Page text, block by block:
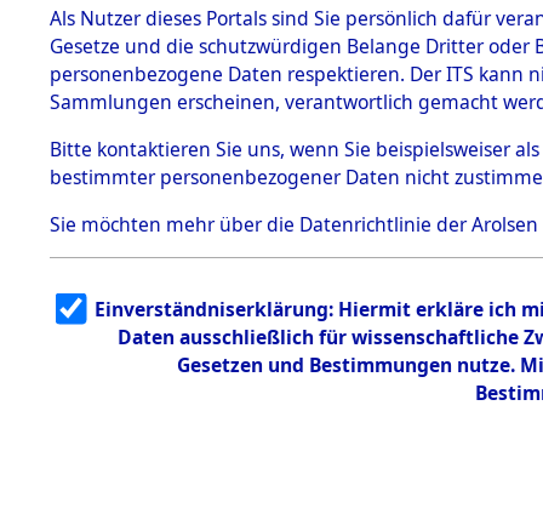
Effekten
1.2.9.1
Effekten aus
dem KZ
Dachau
1.2.9.2
Effekten aus
dem KZ
Bayerisches
1.2.9.3
Effekten aus
dem KZ
Neuengamm Einen Kommentar
Als Nutzer dieses Portals sind Sie persönlich dafür
Gesetze und die schutzwürdigen Belange Dritter
personenbezogene Daten respektieren. Der ITS
Sammlungen erscheinen, verantwortlich gemacht
Bitte kontaktieren Sie uns, wenn Sie beispielsweiser
bestimmter personenbezogener Daten nicht
Sie möchten mehr über die Datenrichtlinie der Arolsen
Einverständniserklärung: Hiermit erkläre ich
Daten ausschließlich für wissenschaftliche
Gesetzen und Bestimmungen nutze.